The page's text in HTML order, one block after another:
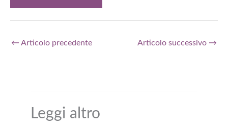
← Articolo precedente Articolo successivo →
Leggi altro